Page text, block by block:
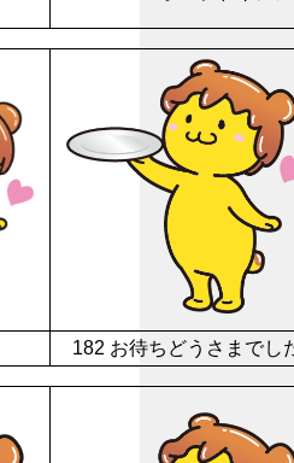
182 お待ちどうさまでし